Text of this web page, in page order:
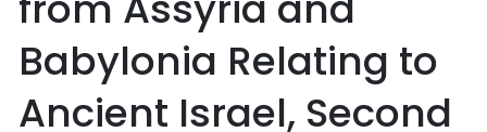
Babylonia Relating to
Ancient Israel, Second